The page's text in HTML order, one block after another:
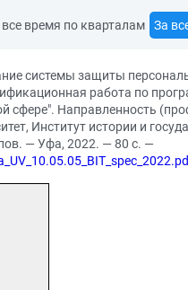
время по кварталам За
системы защиты
работа по
сфере". Направленность
Институт истории и
— Уфа, 2022. — 80 с. —